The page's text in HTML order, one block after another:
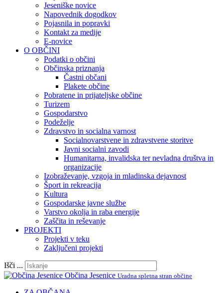
Jeseniške novice
Napovednik dogodkov
Pojasnila in popravki
Kontakt za medije
E-novice
O OBČINI
Podatki o občini
Občinska priznanja
Častni občani
Plakete občine
Pobratene in prijateljske občine
Turizem
Gospodarstvo
Podeželje
Zdravstvo in socialna varnost
Socialnovarstvene in zdravstvene storitve
Javni socialni zavodi
Humanitarna, invalidska ter nevladna društva in
organizacije
Izobraževanje, vzgoja in mladinska dejavnost
Šport in rekreacija
Kultura
Gospodarske javne službe
Varstvo okolja in raba energije
Zaščita in reševanje
PROJEKTI
Projekti v teku
Zaključeni projekti
Išči ...
Občina Jesenice Uradna spletna stran občine